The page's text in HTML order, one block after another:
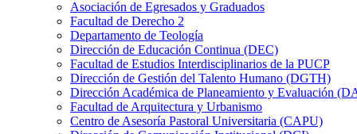
Asociación de Egresados y Graduados
Facultad de Derecho 2
Departamento de Teología
Dirección de Educación Continua (DEC)
Facultad de Estudios Interdisciplinarios de la PUCP
Dirección de Gestión del Talento Humano (DGTH)
Dirección Académica de Planeamiento y Evaluación
Facultad de Arquitectura y Urbanismo
Centro de Asesoría Pastoral Universitaria (CAPU)